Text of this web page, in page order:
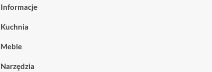
Informacje
Kuchnia
Meble
Narzędzia